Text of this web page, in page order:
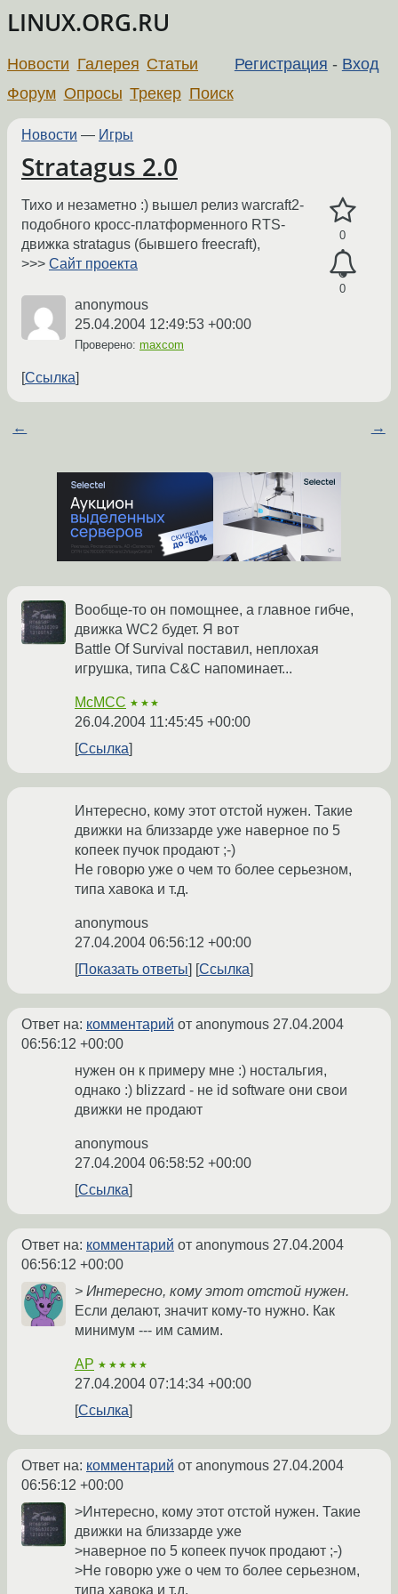
LINUX.ORG.RU
Регистрация - Вход
Новости Галерея Статьи
Форум Опросы Трекер Поиск
Новости — Игры
Stratagus 2.0
0
0
Тихо и незаметно :) вышел релиз warcraft2-
подобного кросс-платформенного RTS-
движка stratagus (бывшего freecraft),
>>> Сайт проекта
anonymous
25.04.2004 12:49:53 +00:00
Проверено: maxcom
Ссылка
← →
Вообще-то он помощнее, а главное гибче,
движка WC2 будет. Я вот
Battle Of Survival поставил, неплохая
игрушка, типа C&C напоминает...
McMCC ★★★
26.04.2004 11:45:45 +00:00
Ссылка
Интересно, кому этот отстой нужен. Такие
движки на близзарде уже наверное по 5
копеек пучок продают ;-)
Не говорю уже о чем то более серьезном,
типа хавока и т.д.
anonymous
27.04.2004 06:56:12 +00:00
Показать ответы
Ссылка
Ответ на: комментарий от anonymous 27.04.2004
06:56:12 +00:00
нужен он к примеру мне :) ностальгия,
однако :) blizzard - не id software они свои
движки не продают
anonymous
27.04.2004 06:58:52 +00:00
Ссылка
Ответ на: комментарий от anonymous 27.04.2004
06:56:12 +00:00
> Интересно, кому этот отстой нужен.
Если делают, значит кому-то нужно. Как
минимум --- им самим.
AP ★★★★★
27.04.2004 07:14:34 +00:00
Ссылка
Ответ на: комментарий от anonymous 27.04.2004
06:56:12 +00:00
>Интересно, кому этот отстой нужен. Такие
движки на близзарде уже
>наверное по 5 копеек пучок продают ;-)
>Не говорю уже о чем то более серьезном,
типа хавока и т.д.